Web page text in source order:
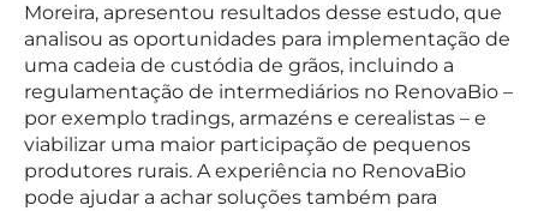
Moreira, apresentou resultados desse estudo, que
analisou as oportunidades para implementação de
uma cadeia de custódia de grãos, incluindo a
regulamentação de intermediários no RenovaBio –
por exemplo tradings, armazéns e cerealistas – e
viabilizar uma maior participação de pequenos
produtores rurais. A experiência no RenovaBio
pode ajudar a achar soluções também para